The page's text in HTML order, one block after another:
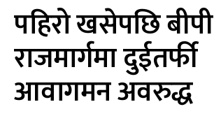
पहिरो खसेपछि बीपी
राजमार्गमा दुईतर्फी
आवागमन अवरुद्ध